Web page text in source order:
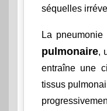
séquelles
La
pulmonaire,
entraîne une
tissus